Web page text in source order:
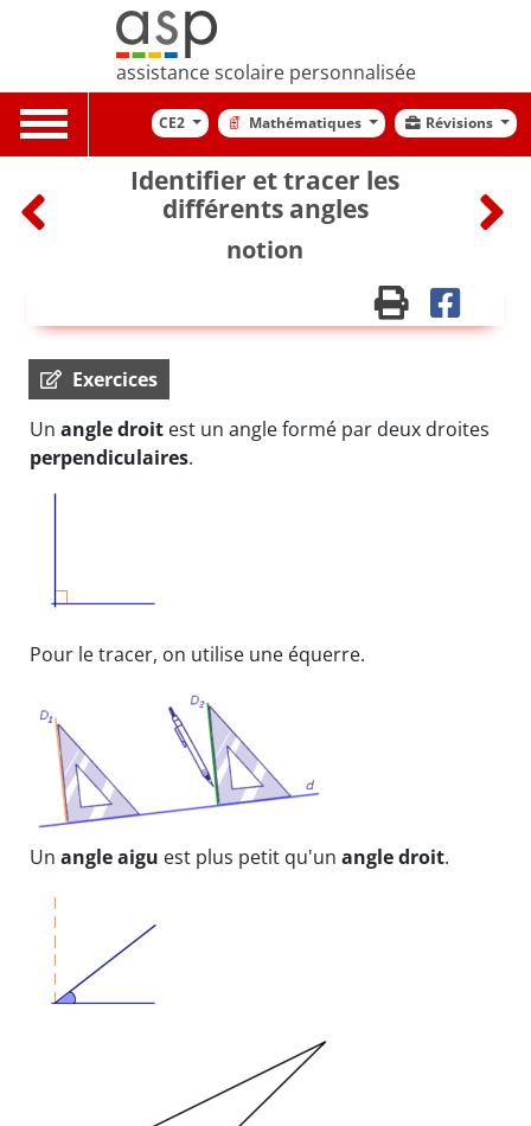
assistance scolaire personnalisée
Toggle
navigation
CE2 Mathématiques Révisions
Identifier et tracer les
différents angles
notion
Exercices
Un angle droit est un angle formé par deux droites
perpendiculaires.
Pour le tracer, on utilise une équerre.
Un angle aigu est plus petit qu'un angle droit.